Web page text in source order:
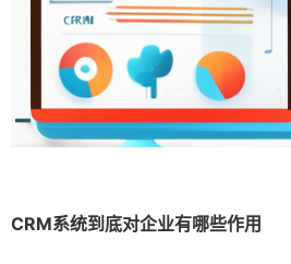
CRM系统到底对企业有哪些作用